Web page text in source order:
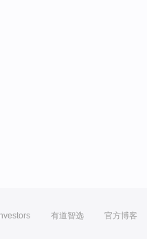
Investors 有道智选 官方博客